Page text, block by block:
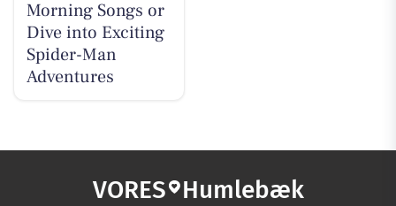
Morning Songs or
Dive into Exciting
Spider-Man
Adventures
VORES Humlebæk